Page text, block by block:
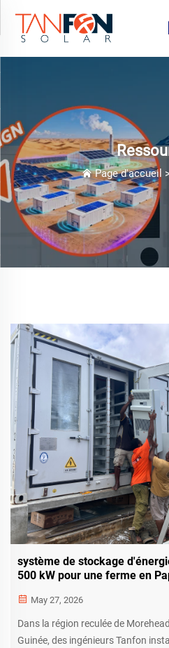
Page d'accueil
système de stockage
500 kW pour une ferme en
May 27, 2026
Dans la région reculée de
Guinée, des ingénieurs Tanfon